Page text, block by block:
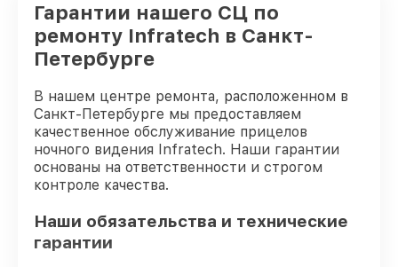
Гарантии нашего СЦ по
ремонту Infratech в Санкт-
Петербурге
В нашем центре ремонта, расположенном в
Санкт-Петербурге мы предоставляем
качественное обслуживание прицелов
ночного видения Infratech. Наши гарантии
основаны на ответственности и строгом
контроле качества.
Наши обязательства и технические
гарантии